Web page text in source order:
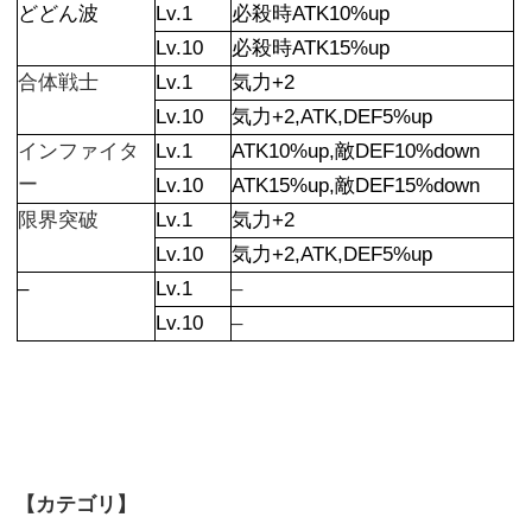
どどん波
Lv.1
必殺時ATK10%up
Lv.10
必殺時ATK15%up
合体戦士
Lv.1
気力+2
Lv.10
気力+2,ATK,DEF5%up
インファイタ
ー
Lv.1
ATK10%up,敵DEF10%down
Lv.10
ATK15%up,敵DEF15%down
限界突破
Lv.1
気力+2
Lv.10
気力+2,ATK,DEF5%up
–
Lv.1
–
Lv.10
–
【カテゴリ】